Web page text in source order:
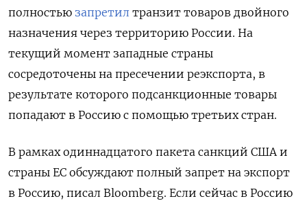
полностью запретил транзит товаров двойного
назначения через территорию России. На
текущий момент западные страны
сосредоточены на пресечении реэкспорта, в
результате которого подсанкционные товары
попадают в Россию с помощью третьих стран.
В рамках одиннадцатого пакета санкций США и
страны ЕС обсуждают полный запрет на экспорт
в Россию, писал Bloomberg. Если сейчас в Россию